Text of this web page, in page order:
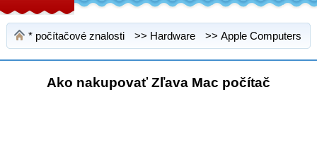
* počítačové znalosti >> Hardware >> Apple Computers
Ako nakupovať Zľava Mac počítač